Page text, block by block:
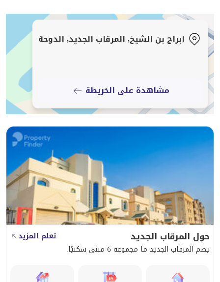
• مطبخ مغلق
• غرفة نوم ماستر
• حمام ملحق
• حمام ضيوف
الخدمات والمرافق:
• موقف سيارات
• أمن
• صالة رياضية ومسبح
• إطلالة على المدينة
اتصل بنا لترتيب موعد للمعاينة اليوم!
*تطبق رسوم الوكالة
ابراج بن الشيخ, المرقاب الجديد, الدوحة
مشاهدة على الخريطة
حول المرقاب الجديد
تعلم المزيد
يضم المرقاب الجديد ما مجموعه 6 مبنى سكنيًا.